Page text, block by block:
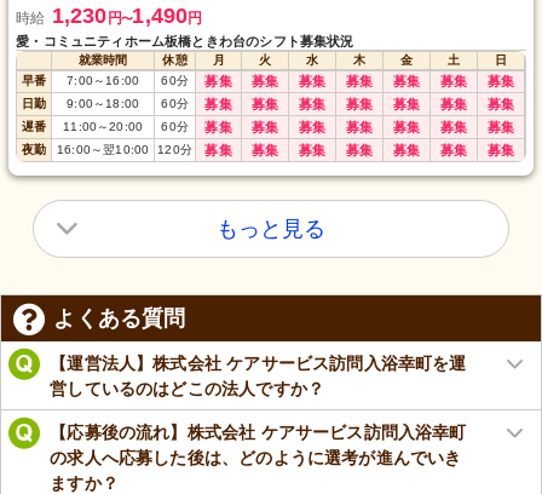
時給 1,230 円〜1,490円
愛・コミュニティホーム板橋ときわ台のシフト募集状況
就業時間 休憩 月 火 水 木 金 土
日
早番
7:00～16:00 60分 募集 募集 募集 募集 募集 募集 募集
日勤 9:00～18:00 60分 募集 募集 募集 募集 募集 募集 募集
遅番 11:00～20:00 60分 募集 募集 募集 募集 募集 募集 募集
夜勤 16:00～翌10:00 120分 募集 募集 募集 募集 募集 募集 募集
もっと見る
よくある質問
【運営法人】株式会社 ケアサービス訪問入浴幸町を運
営しているのはどこの法人ですか？
【応募後の流れ】株式会社 ケアサービス訪問入浴幸町
の求人へ応募した後は、どのように選考が進んでいき
ますか？